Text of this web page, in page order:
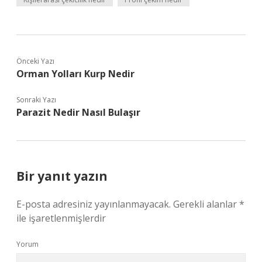
Önceki Yazı
Orman Yolları Kurp Nedir
Sonraki Yazı
Parazit Nedir Nasıl Bulaşır
Bir yanıt yazın
E-posta adresiniz yayınlanmayacak. Gerekli alanlar*
ile işaretlenmişlerdir
Yorum